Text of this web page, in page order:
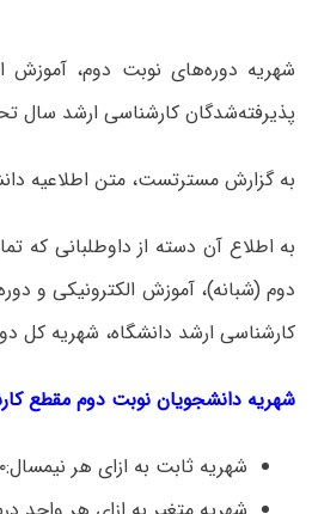
شهریه دوره‌های نوبت دوم، آموزش
پذیرفته‌شدگان کارشناسی ارشد سال تحصیلی ۹۵-۹۶
به گزارش مسترتست، متن اطلاعیه
به اطلاع آن دسته از داوطلبانی که
دوم (شبانه)، آموزش الکترونیکی و
کارشناسی ارشد دانشگاه، شهریه
شهریه دانشجویان نوبت دوم مقطع
شهریه ثابت به ازای هر نیمسال:۷.۷۰۰.۰۰۰ ریال